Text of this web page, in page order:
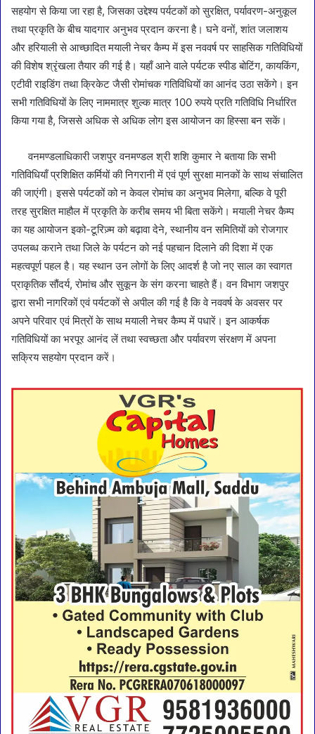
सहयोग से किया जा रहा है, जिसका उद्देश्य पर्यटकों को सुरक्षित, पर्यावरण-अनुकूल
तथा प्रकृति के बीच यादगार अनुभव प्रदान करना है। घने वनों, शांत जलाशय
और हरियाली से आच्छादित मयाली नेचर कैम्प में इस नववर्ष पर साहसिक गतिविधियों
की विशेष श्रृंखला तैयार की गई है। यहाँ आने वाले पर्यटक स्पीड बोटिंग, कायकिंग,
एटीवी राइडिंग तथा क्रिकेट जैसी रोमांचक गतिविधियों का आनंद उठा सकेंगे। इन
सभी गतिविधियों के लिए नाममात्र शुल्क मात्र 100 रुपये प्रति गतिविधि निर्धारित
किया गया है, जिससे अधिक से अधिक लोग इस आयोजन का हिस्सा बन सकें।
वनमण्डलाधिकारी जशपुर वनमण्डल श्री शशि कुमार ने बताया कि सभी
गतिविधियाँ प्रशिक्षित कर्मियों की निगरानी में एवं पूर्ण सुरक्षा मानकों के साथ संचालित
की जाएंगी। इससे पर्यटकों को न केवल रोमांच का अनुभव मिलेगा, बल्कि वे पूरी
तरह सुरक्षित माहौल में प्रकृति के करीब समय भी बिता सकेंगे। मयाली नेचर कैम्प
का यह आयोजन इको-टूरिज़्म को बढ़ावा देने, स्थानीय वन समितियों को रोजगार
उपलब्ध कराने तथा जिले के पर्यटन को नई पहचान दिलाने की दिशा में एक
महत्वपूर्ण पहल है। यह स्थान उन लोगों के लिए आदर्श है जो नए साल का स्वागत
प्राकृतिक सौंदर्य, रोमांच और सुकून के संग करना चाहते हैं। वन विभाग जशपुर
द्वारा सभी नागरिकों एवं पर्यटकों से अपील की गई है कि वे नववर्ष के अवसर पर
अपने परिवार एवं मित्रों के साथ मयाली नेचर कैम्प में पधारें। इन आकर्षक
गतिविधियों का भरपूर आनंद लें तथा स्वच्छता और पर्यावरण संरक्षण में अपना
सक्रिय सहयोग प्रदान करें।